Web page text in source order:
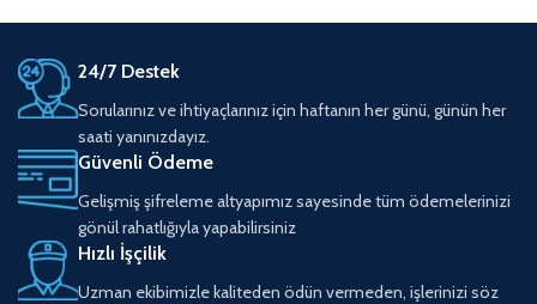
24/7 Destek
Sorularınız ve ihtiyaçlarınız için haftanın her günü, günün her
saati yanınızdayız.
Güvenli Ödeme
Gelişmiş şifreleme altyapımız sayesinde tüm ödemelerinizi
gönül rahatlığıyla yapabilirsiniz
Hızlı İşçilik
Uzman ekibimizle kaliteden ödün vermeden, işlerinizi söz